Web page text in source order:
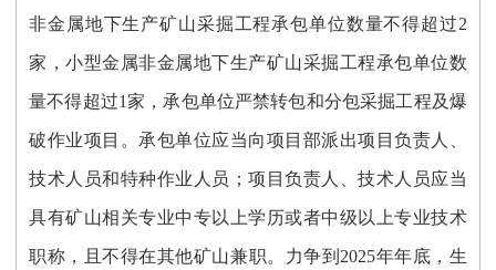
非金属地下生产矿山采掘工程承包单位数量不得超过2
家，小型金属非金属地下生产矿山采掘工程承包单位数
量不得超过1家，承包单位严禁转包和分包采掘工程及爆
破作业项目。承包单位应当向项目部派出项目负责人、
技术人员和特种作业人员；项目负责人、技术人员应当
具有矿山相关专业中专以上学历或者中级以上专业技术
职称，且不得在其他矿山兼职。力争到2025年年底，生